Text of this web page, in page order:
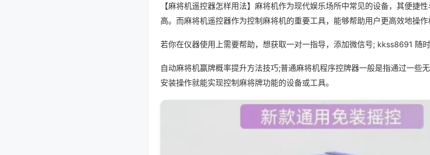
【麻将机遥控器怎样用法】麻将机作为现代娱乐场所中常见的设备，其便捷
高。而麻将机遥控器作为控制麻将机的重要工具，能够帮助用户更高效地操作
若你在仪器使用上需要帮助，想获取一对一指导，添加微信号; kkss8691 随时
自动麻将机赢牌概率提升方法技巧;普通麻将机程序控牌器一般是指通过一些
安装操作就能实现控制麻将牌功能的设备或工具。